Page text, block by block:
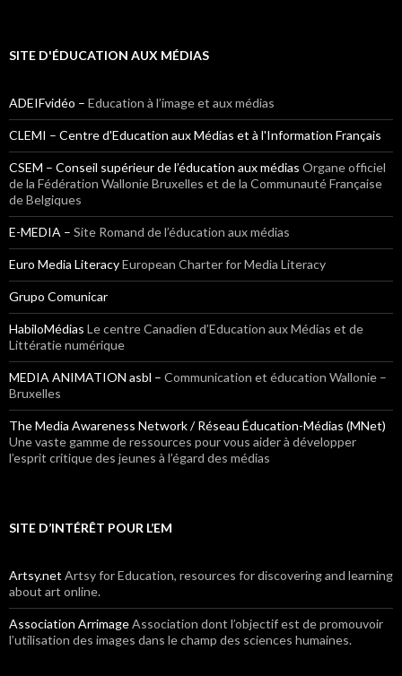
SITE D'ÉDUCATION AUX MÉDIAS
ADEIFvidéo – Education à l’image et aux médias
CLEMI – Centre d'Education aux Médias et à l'Information Français
CSEM – Conseil supérieur de l’éducation aux médias Organe officiel
de la Fédération Wallonie Bruxelles et de la Communauté Française
de Belgiques
E-MEDIA – Site Romand de l’éducation aux médias
Euro Media LiteracyEuropean Charter for Media Literacy
Grupo Comunicar
HabiloMédias Le centre Canadien d’Education aux Médias et de
Littératie numérique
MEDIA ANIMATION asbl – Communication et éducation Wallonie –
Bruxelles
The Media Awareness Network / Réseau Éducation-Médias (MNet)
Une vaste gamme de ressources pour vous aider à développer
l’esprit critique des jeunes à l’égard des médias
SITE D’INTÉRÊT POUR L’EM
Artsy.net Artsy for Education, resources for discovering and learning
about art online.
Association ArrimageAssociation dont l’objectif est de promouvoir
l’utilisation des images dans le champ des sciences humaines.